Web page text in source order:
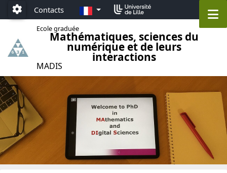
Accéder au menu principal
Accéder au contenu
Paramétrage
Contacts FR
Ecole graduée
Mathématiques, sciences du
numérique et de leurs
interactions
MADIS